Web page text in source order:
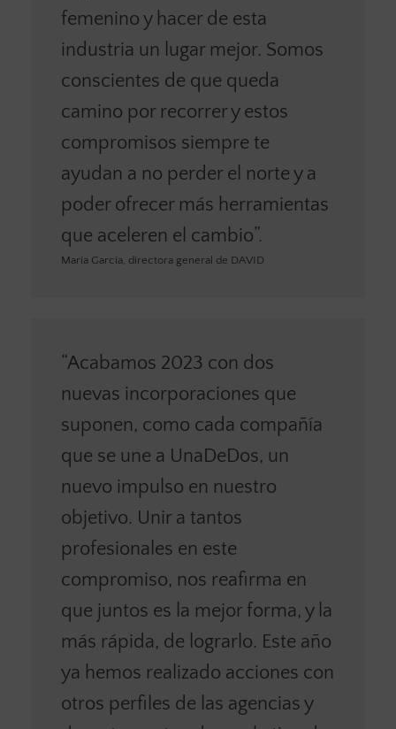
femenino y hacer de esta
industria un lugar mejor. Somos
conscientes de que queda
camino por recorrer y estos
compromisos siempre te
ayudan a no perder el norte y a
poder ofrecer más herramientas
que aceleren el cambio”.
María García, directora general de DAVID
“Acabamos 2023 con dos
nuevas incorporaciones que
suponen, como cada compañía
que se une a UnaDeDos, un
nuevo impulso en nuestro
objetivo. Unir a tantos
profesionales en este
compromiso, nos reafirma en
que juntos es la mejor forma, y la
más rápida, de lograrlo. Este año
ya hemos realizado acciones con
otros perfiles de las agencias y